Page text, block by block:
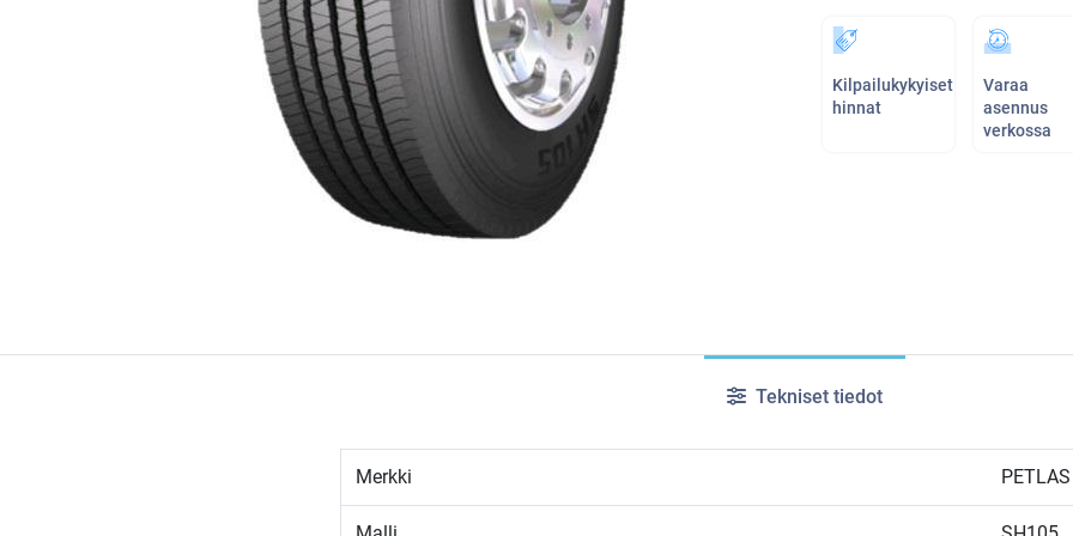
Kilpailukykyiset
hinnat
Varaa
asennus
verkossa
Tekniset tiedot
Merkki PETLAS